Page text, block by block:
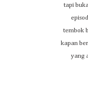
tapi
tembok
kapan
yang